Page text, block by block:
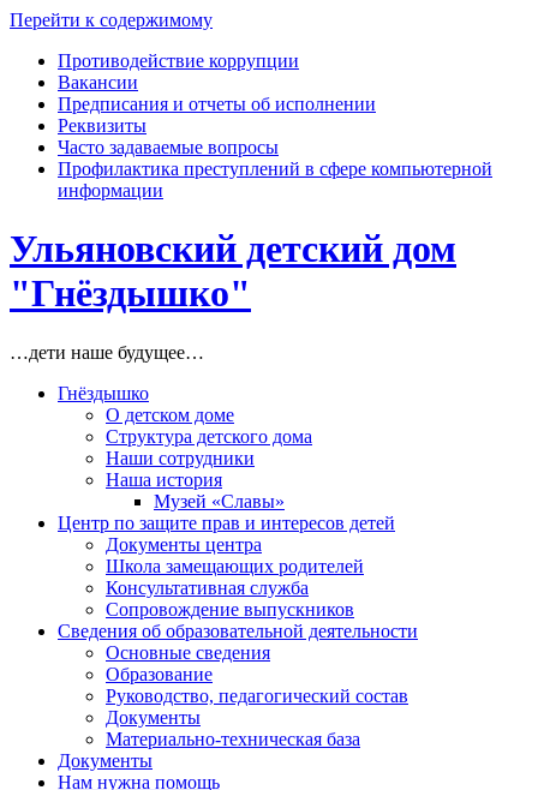
Перейти к содержимому
Противодействие коррупции
Вакансии
Предписания и отчеты об исполнении
Реквизиты
Часто задаваемые вопросы
Профилактика преступлений в сфере компьютерной
информации
Ульяновский детский дом
"Гнёздышко"
…дети наше будущее…
Гнёздышко
О детском доме
Структура детского дома
Наши сотрудники
Наша история
Музей «Славы»
Центр по защите прав и интересов детей
Документы центра
Школа замещающих родителей
Консультативная служба
Сопровождение выпускников
Сведения об образовательной деятельности
Основные сведения
Образование
Руководство, педагогический состав
Документы
Материально-техническая база
Документы
Нам нужна помощь